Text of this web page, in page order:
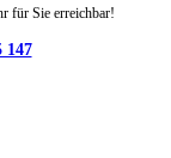
für Sie erreichbar!
147